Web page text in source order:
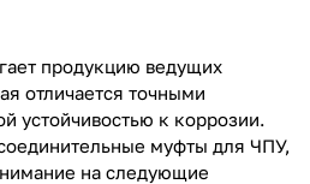
продукцию ведущих
отличается точными
устойчивостью к коррозии.
муфты для ЧПУ,
на следующие